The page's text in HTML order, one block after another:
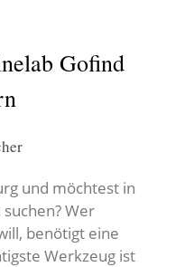
Gofind
und möchtest in
Wer
benötigt eine
Werkzeug ist